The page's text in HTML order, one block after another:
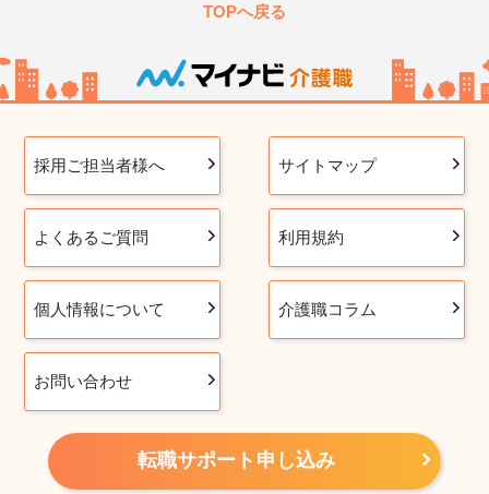
TOPへ戻る
採用ご担当者様へ サイトマップ
よくあるご質問 利用規約
個人情報について 介護職コラム
お問い合わせ
転職サポート申し込み